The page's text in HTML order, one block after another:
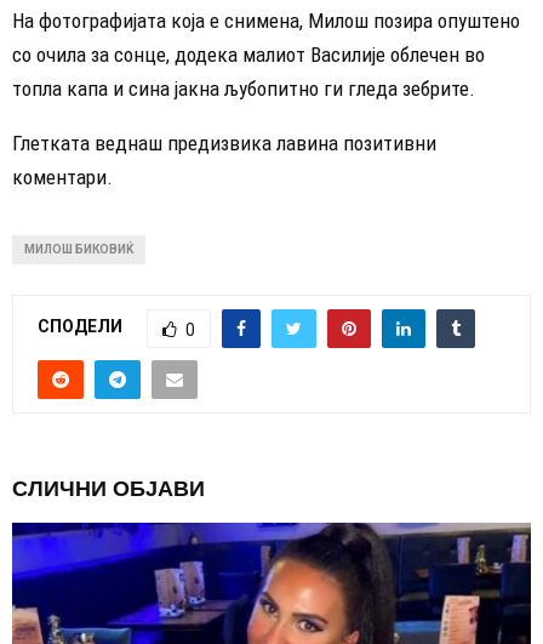
На фотографијата која е снимена, Милош позира опуштено
со очила за сонце, додека малиот Василије облечен во
топла капа и сина јакна љубопитно ги гледа зебрите.
Глетката веднаш предизвика лавина позитивни
коментари.
МИЛОШ БИКОВИЌ
СПОДЕЛИ 0
СЛИЧНИ ОБЈАВИ